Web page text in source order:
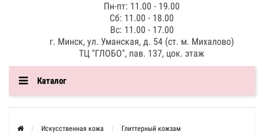
Пн-пт: 11.00 - 19.00
Сб: 11.00 - 18.00
Вс: 11.00 - 17.00
г. Минск, ул. Уманская, д. 54 (ст. м. Михалово)
ТЦ "ГЛОБО", пав. 137, цок. этаж
Каталог
Искусственная кожа
Глиттерный кожзам